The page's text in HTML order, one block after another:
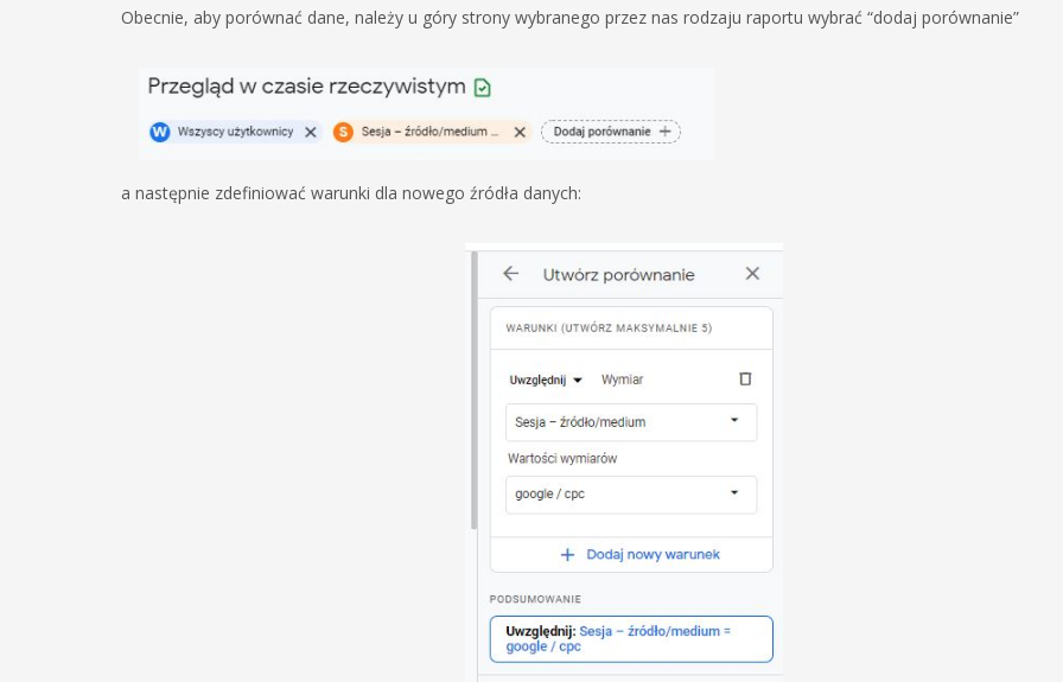
Obecnie, aby porównać dane, należy u góry strony wybranego przez nas rodzaju raportu wybrać “dodaj porównanie”
a następnie zdefiniować warunki dla nowego źródła danych: